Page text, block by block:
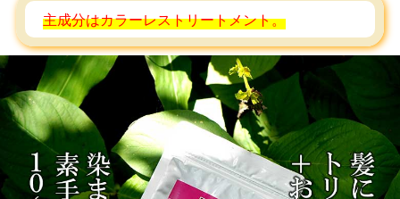
主成分はカラーレストリートメント。